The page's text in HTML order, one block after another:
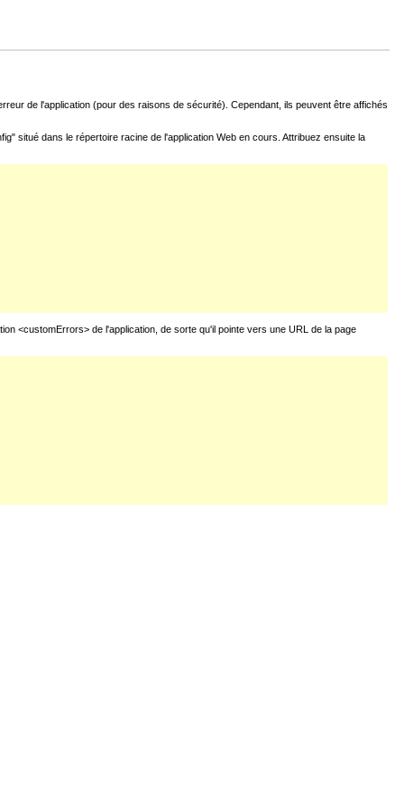
de l'application (pour des raisons de sécurité). Cependant, ils peuvent être affichés
situé dans le répertoire racine de l'application Web en cours. Attribuez ensuite la
<customErrors> de l'application, de sorte qu'il pointe vers une URL de la page